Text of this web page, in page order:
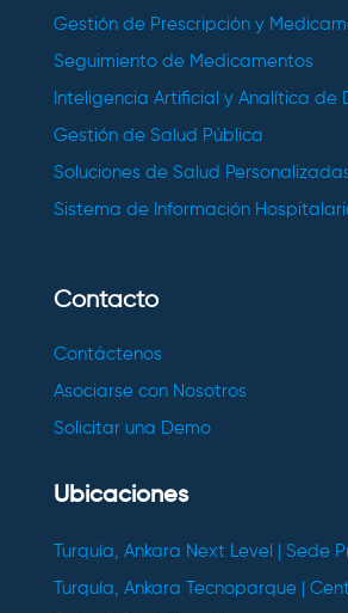
Gestión de Prescripción y
Seguimiento de Medicamentos
Inteligencia Artificial y Analítica de
Gestión de Salud Pública
Soluciones de Salud
Sistema de Información
Contacto
Contáctenos
Asociarse con Nosotros
Solicitar una Demo
Ubicaciones
Turquía, Ankara Next Level | Sede
Turquía, Ankara Tecnoparque |